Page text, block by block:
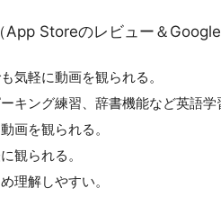
Storeのレビュー＆Google
気軽に動画を観られる。
キング練習、辞書機能など英語学
画を観られる。
観られる。
理解しやすい。